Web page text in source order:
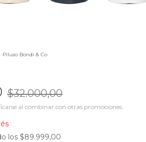
Piluso Bondi & Co
$32.000,00
al combinar con otras promociones.
los $89.999,00